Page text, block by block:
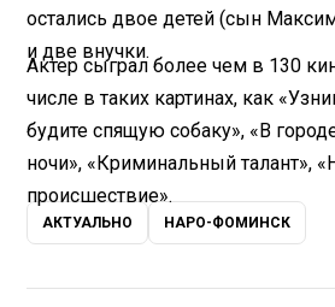
остались двое детей (сын
и две внучки.
Актер сыграл более чем в 130
числе в таких картинах, как
будите спящую собаку», «В
ночи», «Криминальный талант»,
происшествие».
АКТУАЛЬНО НАРО-ФОМИНСК